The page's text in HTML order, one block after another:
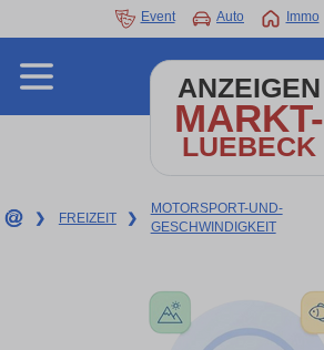
Event Auto Immo
ANZEIGEN
MARKT-
LUEBECK
❯ FREIZEIT ❯
MOTORSPORT-UND-
GESCHWINDIGKEIT